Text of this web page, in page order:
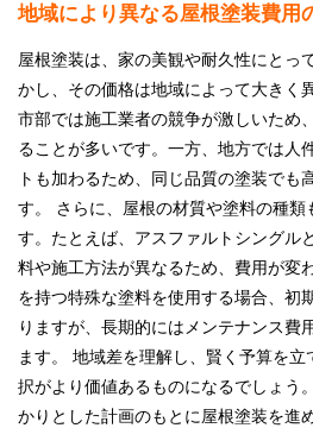
地域により異なる屋根塗装費用
屋根塗装は、家の美観や耐久性にとっ
かし、その価格は地域によって大きく
市部では施工業者の競争が激しいため
ることが多いです。一方、地方では人
トも加わるため、同じ品質の塗装でも
す。 さらに、屋根の材質や塗料の種類
す。たとえば、アスファルトシングル
料や施工方法が異なるため、費用が変
を持つ特殊な塗料を使用する場合、初
りますが、長期的にはメンテナンス費
ます。 地域差を理解し、賢く予算を
択がより価値あるものになるでしょう
かりとした計画のもとに屋根塗装を進